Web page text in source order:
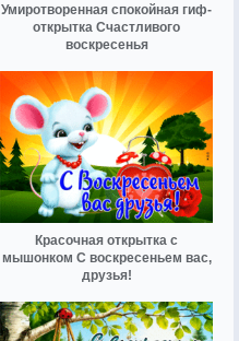
Умиротворенная спокойная гиф-
открытка Счастливого
воскресенья
Красочная открытка с
мышонком С воскресеньем вас,
друзья!